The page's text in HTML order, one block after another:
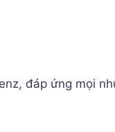
đáp ứng mọi